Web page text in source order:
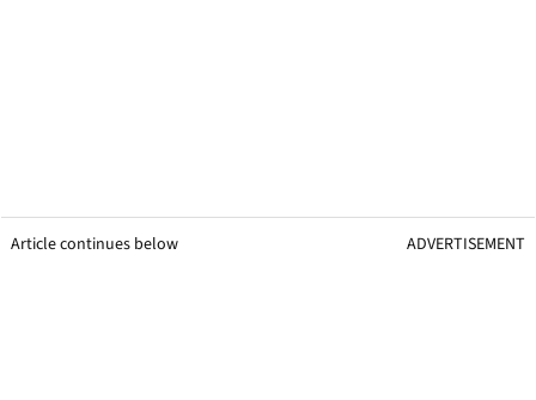
Article continues below ADVERTISEMENT